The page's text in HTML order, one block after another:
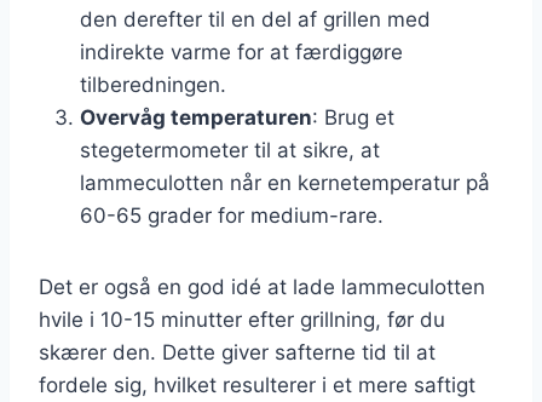
den derefter til en del af grillen med
indirekte varme for at færdiggøre
tilberedningen.
Overvåg temperaturen: Brug et
stegetermometer til at sikre, at
lammeculotten når en kernetemperatur på
60-65 grader for medium-rare.
Det er også en god idé at lade lammeculotten
hvile i 10-15 minutter efter grillning, før du
skærer den. Dette giver safterne tid til at
fordele sig, hvilket resulterer i et mere saftigt